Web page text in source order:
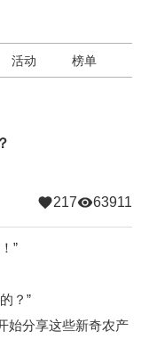
活动 榜单
217 63911
”
？”
分享这些新奇农产